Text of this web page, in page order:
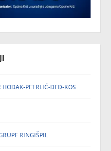
PETRLIĆ-DED-KOS
RINGIŠPIL